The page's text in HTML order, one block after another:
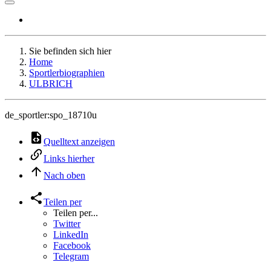
Sie befinden sich hier
Home
Sportlerbiographien
ULBRICH
de_sportler:spo_18710u
Quelltext anzeigen
Links hierher
Nach oben
Teilen per
Teilen per...
Twitter
LinkedIn
Facebook
Telegram